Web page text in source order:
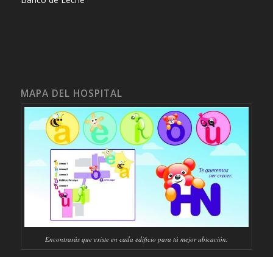
MAPA DEL HOSPITAL
Encontrarás que existe en cada edificio para tú mejor ubicación.